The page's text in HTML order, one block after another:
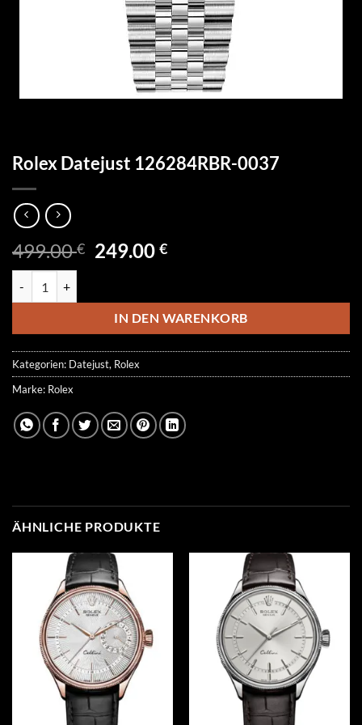
Rolex Datejust 126284RBR-0037
499.00€ Ursprünglicher
499.00 €
249.00€Aktueller
249.00 €.
IN DEN WARENKORB
Kategorien: Datejust, Rolex
Marke: Rolex
ÄHNLICHE PRODUKTE